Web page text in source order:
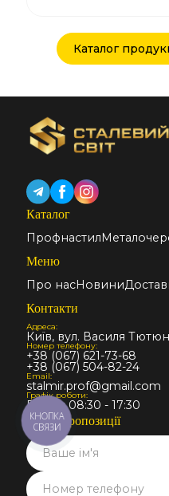
Каталог
Каталог
Профнастил
Меню
Про насНовини
Контакти
Адреса:
Київ, вул. Василя
Номер телефону:
+38 (067) 621-73-68
+38 (067) 504-82-24
Email:
stalmir.prof@gmail.com
Графік роботи:
Пн-Пт: 08:30 - 17:30
Запит пропозиції
КНОПКА
СВЯЗИ